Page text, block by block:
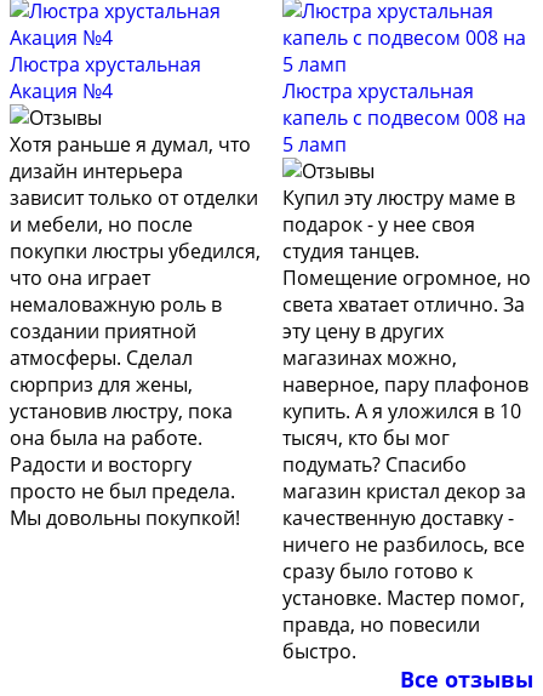
Люстра хрустальная
Акация №4
Хотя раньше я думал, что
дизайн интерьера
зависит только от отделки
и мебели, но после
покупки люстры убедился,
что она играет
немаловажную роль в
создании приятной
атмосферы. Сделал
сюрприз для жены,
установив люстру, пока
она была на работе.
Радости и восторгу
просто не был предела.
Мы довольны покупкой!
Люстра хрустальная
капель с подвесом 008 на
5 ламп
Купил эту люстру маме в
подарок - у нее своя
студия танцев.
Помещение огромное, но
света хватает отлично. За
эту цену в других
магазинах можно,
наверное, пару плафонов
купить. А я уложился в 10
тысяч, кто бы мог
подумать? Спасибо
магазин кристал декор за
качественную доставку -
ничего не разбилось, все
сразу было готово к
установке. Мастер помог,
правда, но повесили
быстро.
Все отзывы